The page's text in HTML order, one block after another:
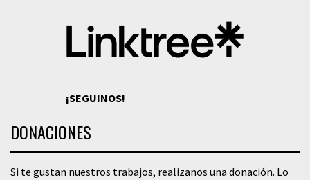
¡SEGUINOS!
DONACIONES
Si te gustan nuestros trabajos, realizanos una donación. Lo